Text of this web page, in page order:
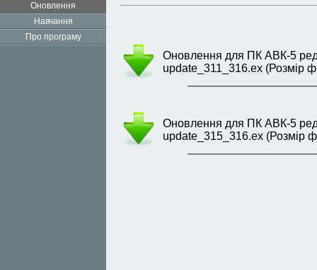
Оновлення
Навчання
Про програму
Оновлення для ПК АВК-5
update_311_316.ex (Розмір
Оновлення для ПК АВК-5
update_315_316.ex (Розмір